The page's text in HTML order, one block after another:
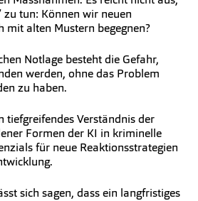
zu tun: Können wir neuen
mit alten Mustern begegnen?
Notlage besteht die Gefahr,
werden, ohne das Problem
zu haben.
tiefgreifendes Verständnis der
Formen der KI in kriminelle
für neue Reaktionsstrategien
sich sagen, dass ein langfristiges